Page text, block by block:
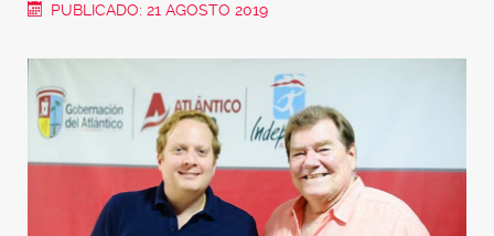
PUBLICADO: 21 AGOSTO 2019